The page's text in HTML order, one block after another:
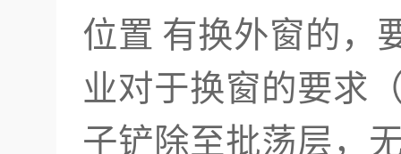
位置 有换外窗的，
业对于换窗的要求
子铲除至批荡层，